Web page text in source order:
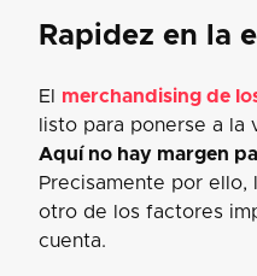
Rapidez en la
El merchandising de
listo para ponerse a la
Aquí no hay margen
Precisamente por ello,
otro de los factores
cuenta.